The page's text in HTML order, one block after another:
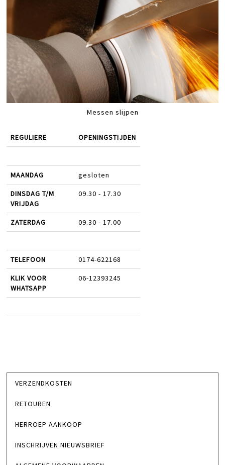
Messen slijpen
REGULIERE OPENINGSTIJDEN
MAANDAG gesloten
DINSDAG T/M
VRIJDAG
09.30 - 17.30
ZATERDAG 09.30 - 17.00
TELEFOON 0174-622168
KLIK VOOR
WHATSAPP
06-12393245
VERZENDKOSTEN
RETOUREN
HERROEP AANKOOP
INSCHRIJVEN NIEUWSBRIEF